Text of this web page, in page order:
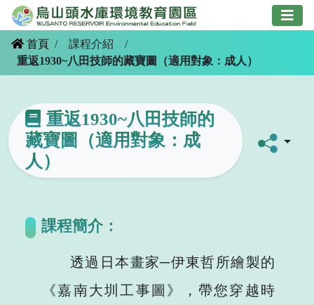
內
首頁 / 課程介紹
/
重返1930~八田技師的藏寶圖（適用對象：成人）
重返1930~八田技師的
藏寶圖（適用對象：成
人）
課程簡介：
透過日本畫家─伊東哲所繪製的
《嘉南大圳工事圖》，帶您穿越時